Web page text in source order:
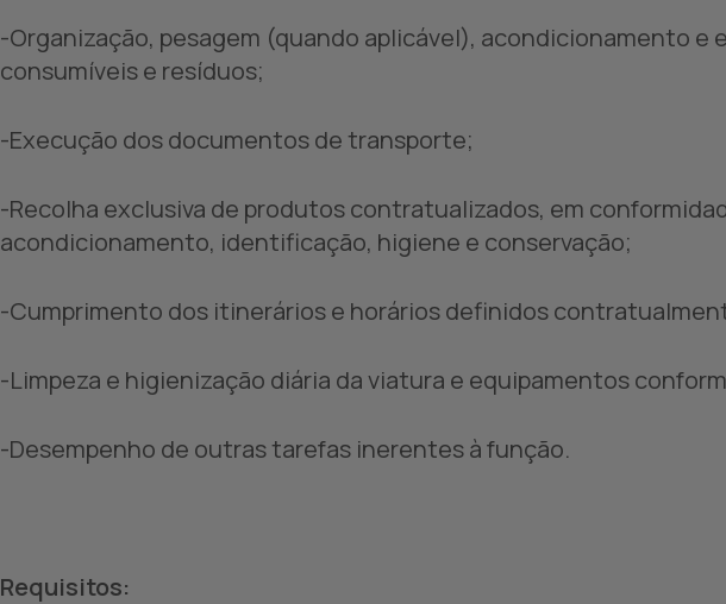
-Organização, pesagem (quando aplicável), acondicionamento e
consumíveis e resíduos;
-Execução dos documentos de transporte;
-Recolha exclusiva de produtos contratualizados, em
acondicionamento, identificação, higiene e conservação;
-Cumprimento dos itinerários e horários definidos
-Limpeza e higienização diária da viatura e equipamentos
-Desempenho de outras tarefas inerentes à função.
Requisitos: